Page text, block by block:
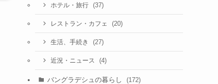
ホテル・旅行 (37)
レストラン・カフェ (20)
生活、手続き (27)
近況・ニュース (4)
バングラデシュの暮らし (172)